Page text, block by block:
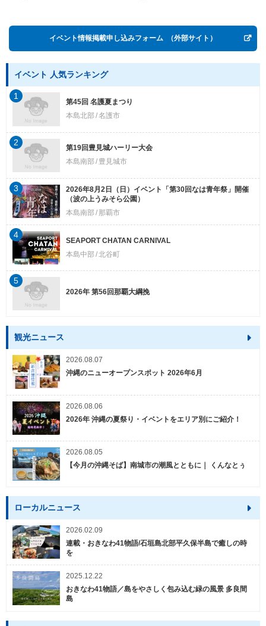
イベント情報掲載申し込みフォーム （外部サイト）
イベント 人気ランキング
第45回 名護夏まつり
本島北部 名護市
1
第19回豊見城ハーリー大会
本島南部
豊見城市
2
2026年8月2日（日）イベント「第30回なは青年祭」開催
（波の上うみそら公園）
本島南部
那覇市
3
SEAPORT CHATAN CARNIVAL
本島中部 北谷町
4
2026年 第56回那覇大綱挽
5
観光ニュース
2026.08.07
沖縄のニューオープンスポット 2026年6月
2026.08.06
2026年 沖縄の夏祭り・イベントをエリア別にご紹介！
2026.08.05
【今月の沖縄そば】南城市の潮風とともに｜ くんなとぅ
ローカルニュース
2026.02.09
連載・おきなわ41物語/石垣島北部平久保半島で癒しの時
を
2025.12.22
おきなわ41物語／島をやさしく包み込む緑の風景 多良間
島